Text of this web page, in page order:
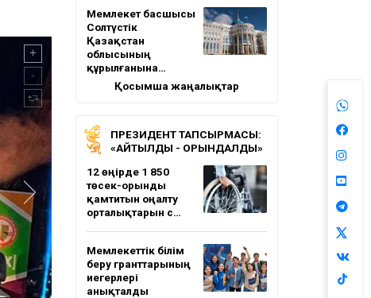
Мемлекет басшысы
Солтүстік
Қазақстан
облысының
құрылғанына…
Қосымша жаңалықтар
ПРЕЗИДЕНТ ТАПСЫРМАСЫ:
«АЙТЫЛДЫ - ОРЫНДАЛДЫ»
12 өңірде 1 850
төсек-орынды
қамтитын оңалту
орталықтарын с…
Мемлекеттік білім
беру гранттарының
иегерлері
анықталды